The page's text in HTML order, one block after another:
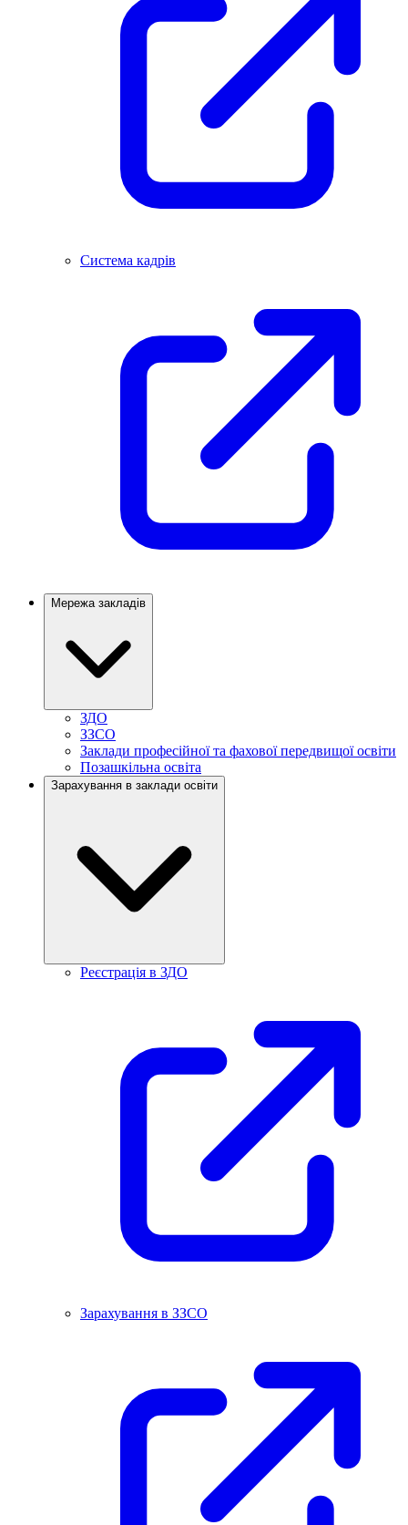
Система кадрів
Мережа закладів
ЗДО
ЗЗСО
Заклади професійної та фахової передвищої освіти
Позашкільна освіта
Зарахування в заклади освіти
Реєстрація в ЗДО
Зарахування в ЗЗСО